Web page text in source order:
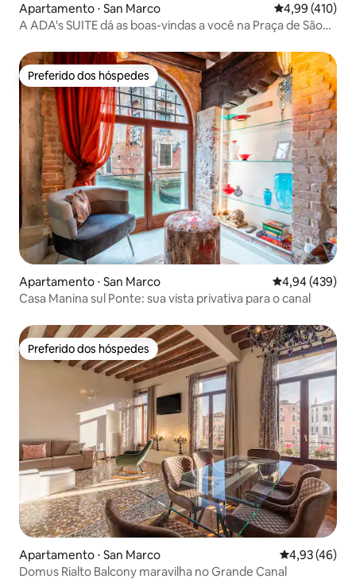
Apartamento ⋅ San Marco 4,99 de uma
4,99 (410)
A ADA's SUITE dá as boas-vindas a você na Praça de São
Preferido dos hóspedes
Preferido dos hóspedes
Apartamento ⋅ San Marco 4,94 de uma
4,94 (439)
Casa Manina sul Ponte: sua vista privativa para o canal
Preferido dos hóspedes
Preferido dos hóspedes
Apartamento ⋅ San Marco 4,93 de uma
4,93 (46)
Domus Rialto Balcony maravilha no Grande Canal